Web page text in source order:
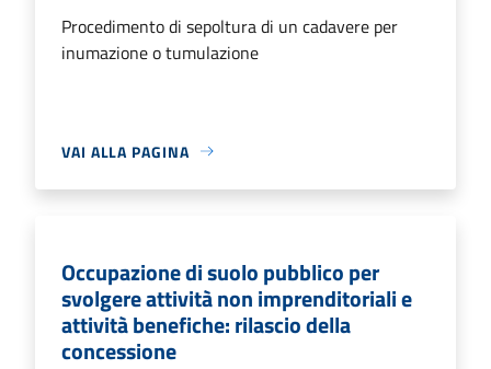
Procedimento di sepoltura di un cadavere per
inumazione o tumulazione
VAI ALLA PAGINA
Occupazione di suolo pubblico per
svolgere attività non imprenditoriali e
attività benefiche: rilascio della
concessione